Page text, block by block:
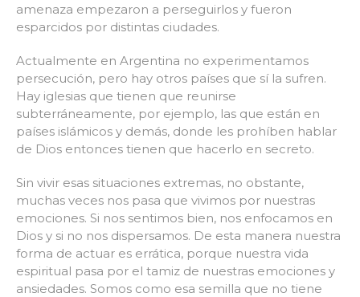
amenaza empezaron a perseguirlos y fueron
esparcidos por distintas ciudades.
Actualmente en Argentina no experimentamos
persecución, pero hay otros países que sí la sufren.
Hay iglesias que tienen que reunirse
subterráneamente, por ejemplo, las que están en
países islámicos y demás, donde les prohíben hablar
de Dios entonces tienen que hacerlo en secreto.
Sin vivir esas situaciones extremas, no obstante,
muchas veces nos pasa que vivimos por nuestras
emociones. Si nos sentimos bien, nos enfocamos en
Dios y si no nos dispersamos. De esta manera nuestra
forma de actuar es errática, porque nuestra vida
espiritual pasa por el tamiz de nuestras emociones y
ansiedades. Somos como esa semilla que no tiene